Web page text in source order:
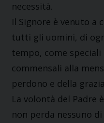
necessità.
Il Signore è venuto a
tutti gli uomini, di
tempo, come speciali
commensali alla
perdono e della
La volontà del Padre
non perda nessuno